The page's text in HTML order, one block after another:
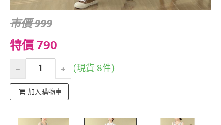
市價 999
特價 790
(現貨 8件)
加入購物車